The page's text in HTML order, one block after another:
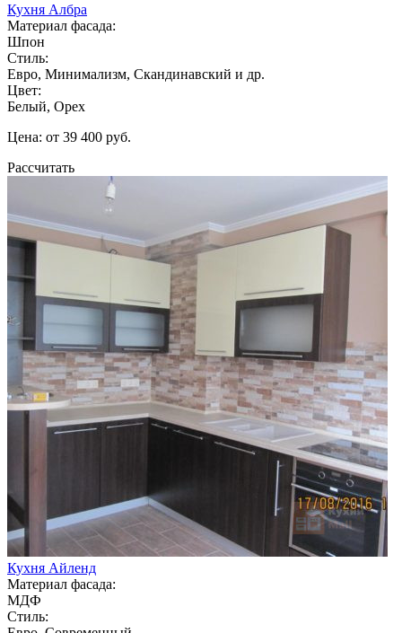
Кухня Албра
Материал фасада:
Шпон
Стиль:
Евро, Минимализм, Скандинавский и др.
Цвет:
Белый, Орех
Цена: от 39 400 руб.
Рассчитать
Кухня Айленд
Материал фасада:
МДФ
Стиль: